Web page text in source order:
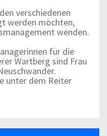
verschiedenen
werden möchten,
wenden.
für die
Wartberg sind Frau
unter dem Reiter